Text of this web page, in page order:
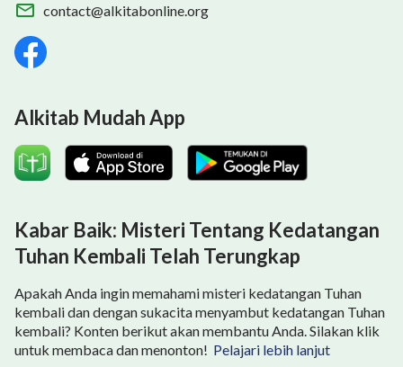
contact@alkitabonline.org
Alkitab Mudah App
Kabar Baik: Misteri Tentang Kedatangan
Tuhan Kembali Telah Terungkap
Apakah Anda ingin memahami misteri kedatangan Tuhan
kembali dan dengan sukacita menyambut kedatangan Tuhan
kembali? Konten berikut akan membantu Anda. Silakan klik
untuk membaca dan menonton! Pelajari lebih lanjut